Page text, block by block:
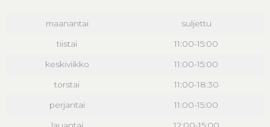
maanantai suljettu
tiistai 11:00-15:00
keskiviikko 11:00-15:00
torstai 11:00-18:30
perjantai 11:00-15:00